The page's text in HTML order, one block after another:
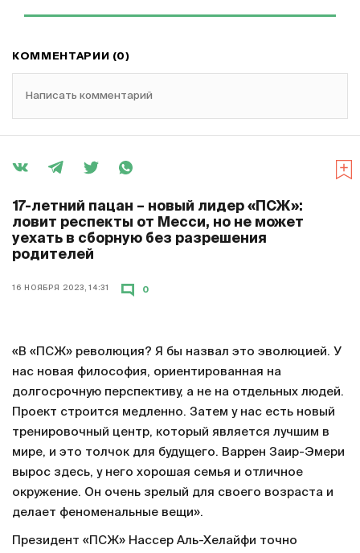
КОММЕНТАРИИ (0)
Написать комментарий
17-летний пацан – новый лидер «ПСЖ»:
ловит респекты от Месси, но не может
уехать в сборную без разрешения
родителей
16 НОЯБРЯ 2023, 14:31 0
«В «ПСЖ» революция? Я бы назвал это эволюцией. У
нас новая философия, ориентированная на
долгосрочную перспективу, а не на отдельных людей.
Проект строится медленно. Затем у нас есть новый
тренировочный центр, который является лучшим в
мире, и это толчок для будущего. Варрен Заир-Эмери
вырос здесь, у него хорошая семья и отличное
окружение. Он очень зрелый для своего возраста и
делает феноменальные вещи».
Президент «ПСЖ» Нассер Аль-Хелайфи точно